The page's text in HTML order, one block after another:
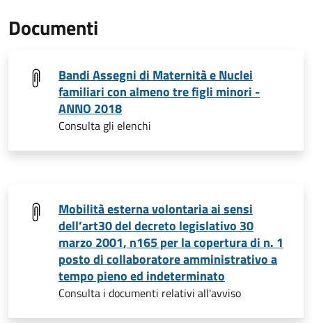
Documenti
Bandi Assegni di Maternità e Nuclei
familiari con almeno tre figli minori -
ANNO 2018
Consulta gli elenchi
Mobilità esterna volontaria ai sensi
dell’art30 del decreto legislativo 30
marzo 2001, n165 per la copertura di n. 1
posto di collaboratore amministrativo a
tempo pieno ed indeterminato
Consulta i documenti relativi all'avviso